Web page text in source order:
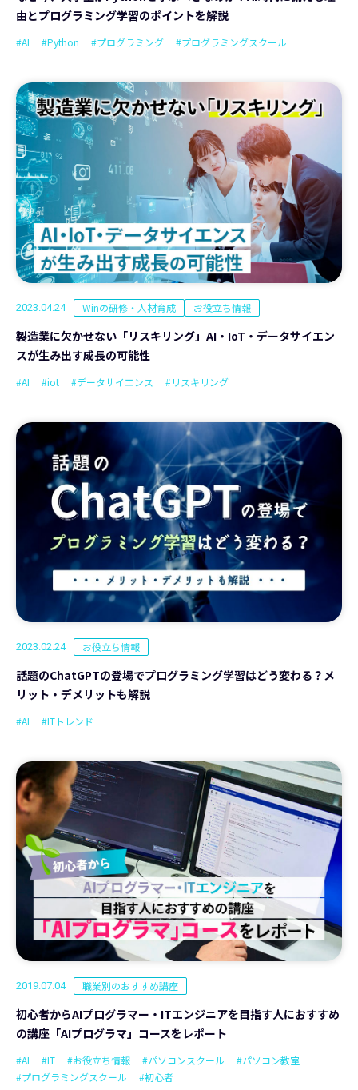
由とプログラミング学習のポイントを解説
#AI #Python #プログラミング #プログラミングスクール
2023.04.24 Winの研修・人材育成 お役立ち情報
製造業に欠かせない「リスキリング」AI・IoT・データサイエン
スが生み出す成長の可能性
#AI #iot #データサイエンス #リスキリング
2023.02.24 お役立ち情報
話題のChatGPTの登場でプログラミング学習はどう変わる？メ
リット・デメリットも解説
#AI #ITトレンド
2019.07.04 職業別のおすすめ講座
初心者からAIプログラマー・ITエンジニアを目指す人におすすめ
の講座「AIプログラマ」コースをレポート
#AI #IT #お役立ち情報 #パソコンスクール
#パソコン教室
#プログラミングスクール
#初心者